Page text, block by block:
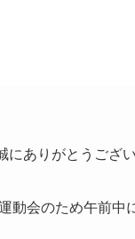
ありがとうござい
会のため午前中